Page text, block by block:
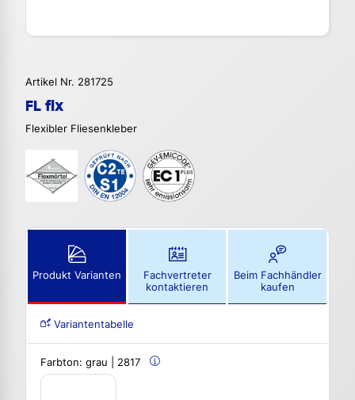
Artikel Nr. 281725
FL fix
Flexibler Fliesenkleber
Produkt Varianten
Fachvertreter
kontaktieren
Beim Fachhändler
kaufen
Variantentabelle
Farbton: grau | 2817